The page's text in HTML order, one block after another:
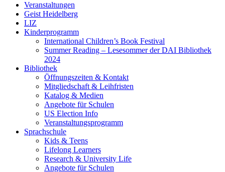
Veranstaltungen
Geist Heidelberg
LIZ
Kinderprogramm
International Children’s Book Festival
Summer Reading – Lesesommer der DAI Bibliothek
2024
Bibliothek
Öffnungszeiten & Kontakt
Mitgliedschaft & Leihfristen
Katalog & Medien
Angebote für Schulen
US Election Info
Veranstaltungsprogramm
Sprachschule
Kids & Teens
Lifelong Learners
Research & University Life
Angebote für Schulen